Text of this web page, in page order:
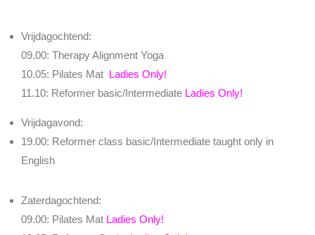
Vrijdagochtend:
09.00: Therapy Alignment Yoga
10.05: Pilates Mat Ladies Only!
11.10: Reformer basic/Intermediate Ladies Only!
Vrijdagavond:
19.00: Reformer class basic/Intermediate taught only in
English
Zaterdagochtend:
09.00: Pilates Mat Ladies Only!